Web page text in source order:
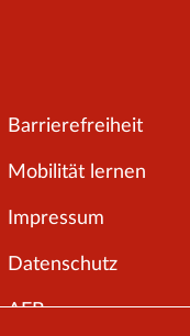
Barrierefreiheit
Mobilität lernen
Impressum
Datenschutz
AEB